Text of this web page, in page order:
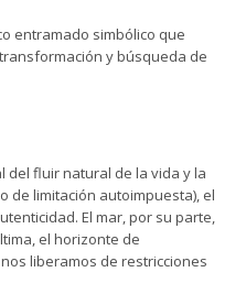
entramado simbólico que
y búsqueda de
del fluir natural de la vida y la
de limitación autoimpuesta), el
El mar, por su parte,
el horizonte de
liberamos de restricciones